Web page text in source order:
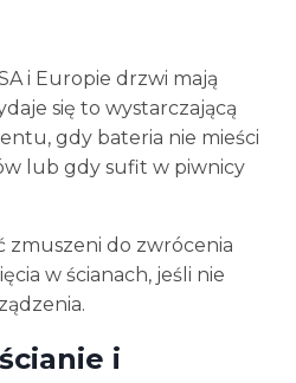
i Europie drzwi mają
się to wystarczającą
gdy bateria nie mieści
lub gdy sufit w piwnicy
zmuszeni do zwrócenia
w ścianach, jeśli nie
i